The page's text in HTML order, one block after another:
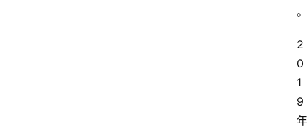
。
2
0
1
9
年